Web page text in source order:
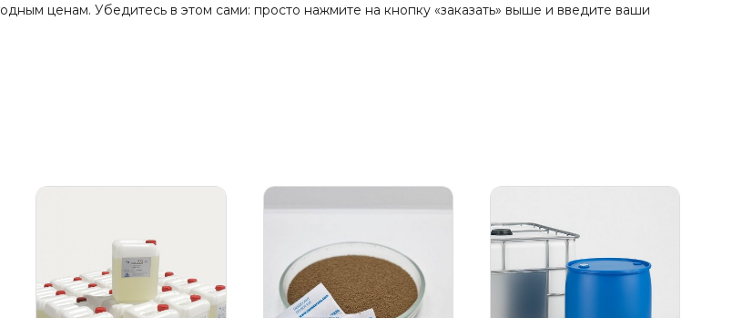
ценам. Убедитесь в этом сами: просто нажмите на кнопку «заказать» выше и введите ваши